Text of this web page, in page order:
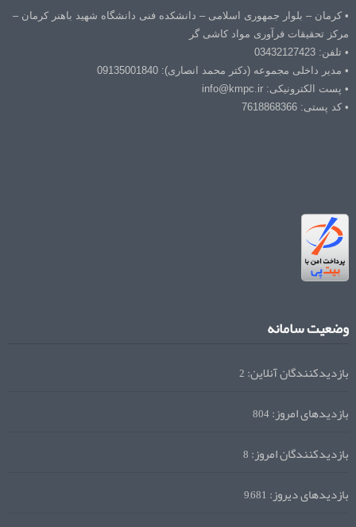
• کرمان – بلوار جمهوری اسلامی – دانشکده فنی دانشگاه شهید باهنر کرمان –
مرکز تحقیقات فرآوری مواد کاشی گر
• تلفن: 03432127423
• مدیر داخلی مجموعه (دکتر محمد انصاری): 09135001840
• پست الکترونیکی: info@kmpc.ir
• کد پستی: 7618868366
وضعیت سامانه
بازدیدکنندگان آنلاین:2
بازدیدهای امروز:804
بازدیدکنندگان امروز:8
بازدیدهای دیروز:9,681